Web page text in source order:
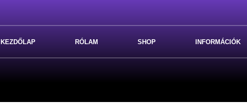
KEZDŐLAP RÓLAM SHOP INFORMÁCIÓK